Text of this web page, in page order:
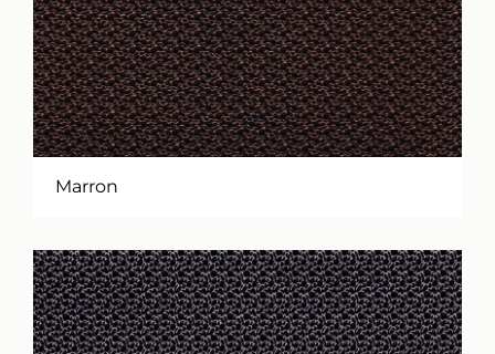
Marron